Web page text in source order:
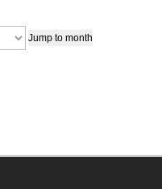
Jump to month